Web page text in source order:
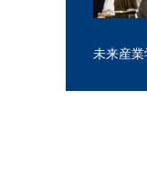
未来産業